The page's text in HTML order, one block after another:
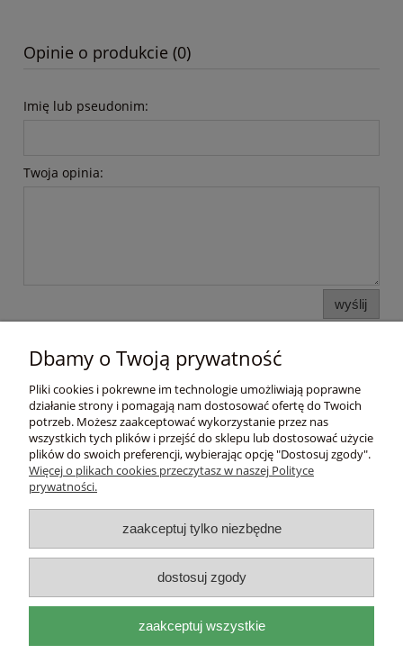
Opinie o produkcie (0)
Imię lub pseudonim:
Twoja opinia:
wyślij
Pomoc
Moje konto
Płatności i dostawa
O nas
DELIITALIA
Mackiewicza 17a 31-214 Kraków, woj.
małopolskie |e-mail: biuro@deliitalia.pl|tel: 501 435
Dbamy o Twoją prywatność
Pliki cookies i pokrewne im technologie umożliwiają poprawne
działanie strony i pomagają nam dostosować ofertę do Twoich
potrzeb. Możesz zaakceptować wykorzystanie przez nas
wszystkich tych plików i przejść do sklepu lub dostosować użycie
plików do swoich preferencji, wybierając opcję "Dostosuj zgody".
Więcej o plikach cookies przeczytasz w naszej Polityce
prywatności.
zaakceptuj tylko niezbędne
dostosuj zgody
zaakceptuj wszystkie